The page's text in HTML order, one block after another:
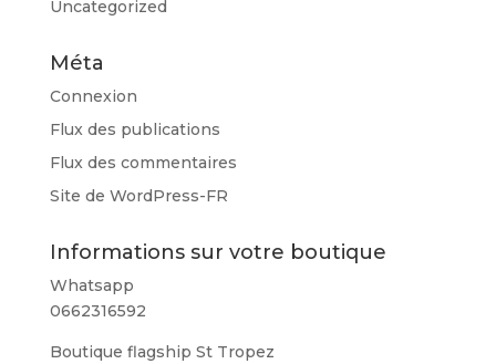
Uncategorized
Méta
Connexion
Flux des publications
Flux des commentaires
Site de WordPress-FR
Informations sur votre boutique
Whatsapp
0662316592
Boutique flagship St Tropez